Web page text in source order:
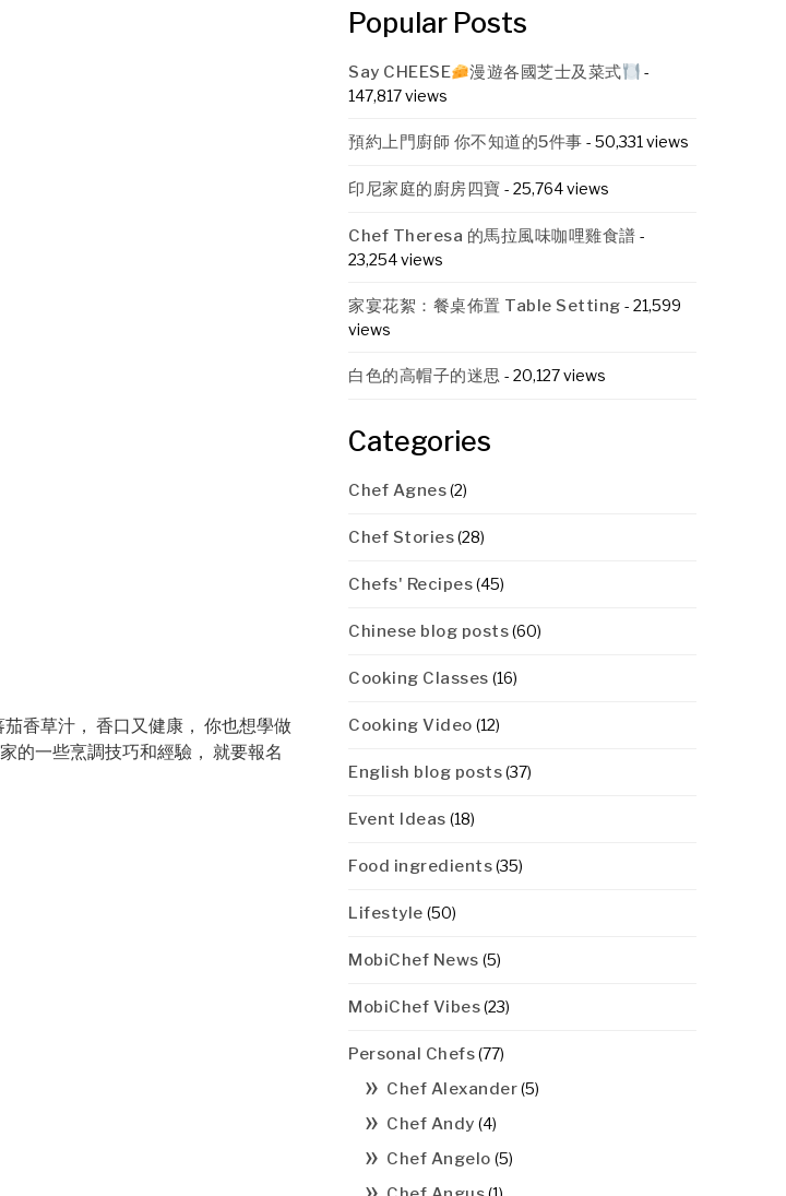
香草汁， 香口又健康， 你也想學做
的一些烹調技巧和經驗， 就要報名
Popular Posts
Say CHEESE 漫遊各國芝士及菜式
-
147,817 views
預約上門廚師 你不知道的5件事 - 50,331 views
印尼家庭的廚房四寶 - 25,764 views
Chef Theresa 的馬拉風味咖哩雞食譜 -
23,254 views
家宴花絮：餐桌佈置 Table Setting - 21,599
views
白色的高帽子的迷思 - 20,127 views
Categories
Chef Agnes(2)
Chef Stories(28)
Chefs' Recipes(45)
Chinese blog posts(60)
Cooking Classes (16)
Cooking Video (12)
English blog posts(37)
Event Ideas (18)
Food ingredients(35)
Lifestyle (50)
MobiChef News (5)
MobiChef Vibes(23)
Personal Chefs(77)
Chef Alexander(5)
Chef Andy (4)
Chef Angelo (5)